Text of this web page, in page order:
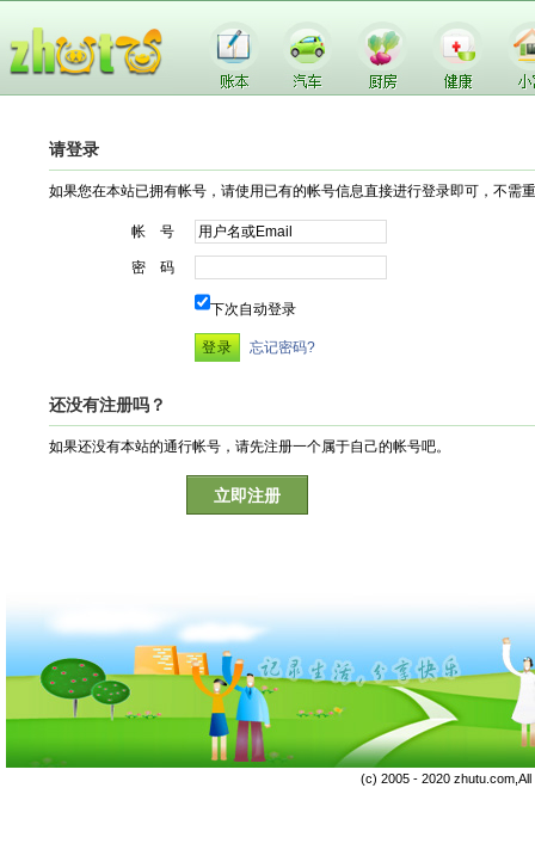
请登录
如果您在本站已拥有帐号，请使用已有的帐号信息直接进行登录即可，不需
帐 号
密 码
下次自动登录
忘记密码?
还没有注册吗？
如果还没有本站的通行帐号，请先注册一个属于自己的帐号吧。
立即注册
(c) 2005 - 2020